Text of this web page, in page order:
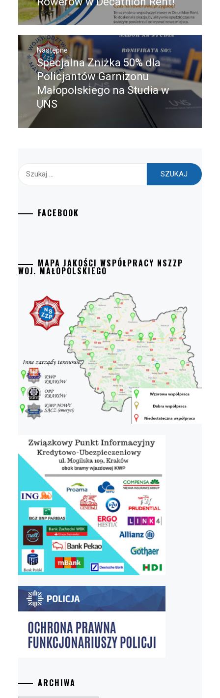
Następne
Następny
post:
Specjalna Zniżka 50% dla
Policjantów Garnizonu
Małopolskiego na Studia w
UNS
FACEBOOK
MAPA JAKOŚCI WSPÓŁPRACY NSZZP
WOJ. MAŁOPOLSKIEGO
ARCHIWA